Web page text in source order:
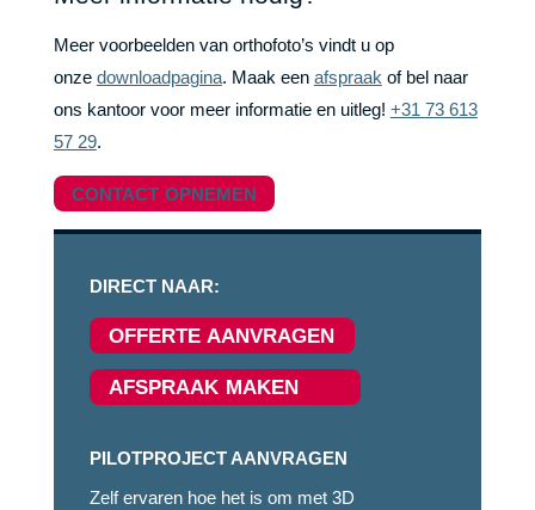
Meer voorbeelden van orthofoto’s vindt u op
onze downloadpagina. Maak een afspraak of bel naar
ons kantoor voor meer informatie en uitleg! +31 73 613
57 29.
CONTACT OPNEMEN
DIRECT NAAR:
OFFERTE AANVRAGEN
AFSPRAAK MAKEN
PILOTPROJECT AANVRAGEN
Zelf ervaren hoe het is om met 3D